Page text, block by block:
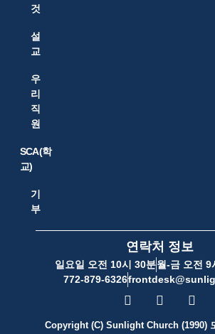
것
설
교
우
리
직
원
SCA(학
교)
기
부
연락처 정보
일요일 오전 10시 30분월-금 오전 9
772-879-6326
Copyright (C) Sunlight Church (1990)